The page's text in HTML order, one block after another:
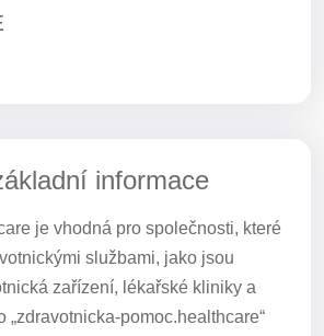
informace
je vhodná pro společnosti, které
službami, jako jsou
zařízení, lékařské kliniky a
„zdravotnicka-pomoc.healthcare“